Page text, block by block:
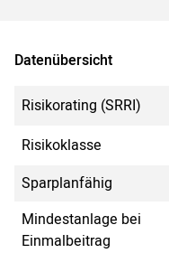
Datenübersicht
Risikorating (SRRI)
Risikoklasse
Sparplanfähig
Mindestanlage bei
Einmalbeitrag